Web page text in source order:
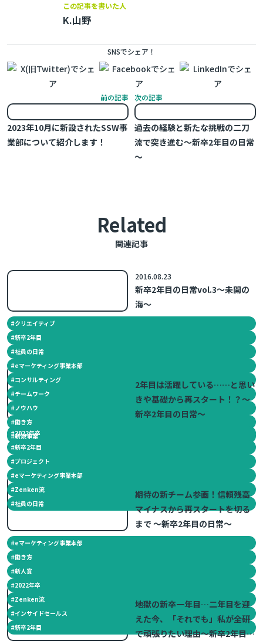
この記事を書いた人
K.山野
SNSでシェア！
前の記事
2023年10月に新設されたSSW事
業部について紹介します！
次の記事
過去の経験と新たな挑戦の二刀
流で突き進む～新卒2年目の日常
～
関連記事
Related
新卒2年目の日常vol.3～未開の
海～
2016.08.23
#クリエイティブ
#新卒2年目
#社員の日常
#eマーケティング事業本部
#コンサルティング
#チームワーク
#ノウハウ
#働き方
#新規事業
2年目は活躍している……と思い
きや基礎から再スタート！？～
新卒2年目の日常～
#2022年卒
#新卒2年目
#プロジェクト
#eマーケティング事業本部
#Zenken流
#社員の日常
期待の新チーム参画！信頼残高
マイナスから再スタートを切る
まで ～新卒2年目の日常～
#eマーケティング事業本部
#働き方
#新人賞
#2022年卒
#Zenken流
#インサイドセールス
#新卒2年目
地獄の新卒一年目…二年目を迎
えた今、「それでも」私が全研
で頑張りたい理由～新卒2年目の